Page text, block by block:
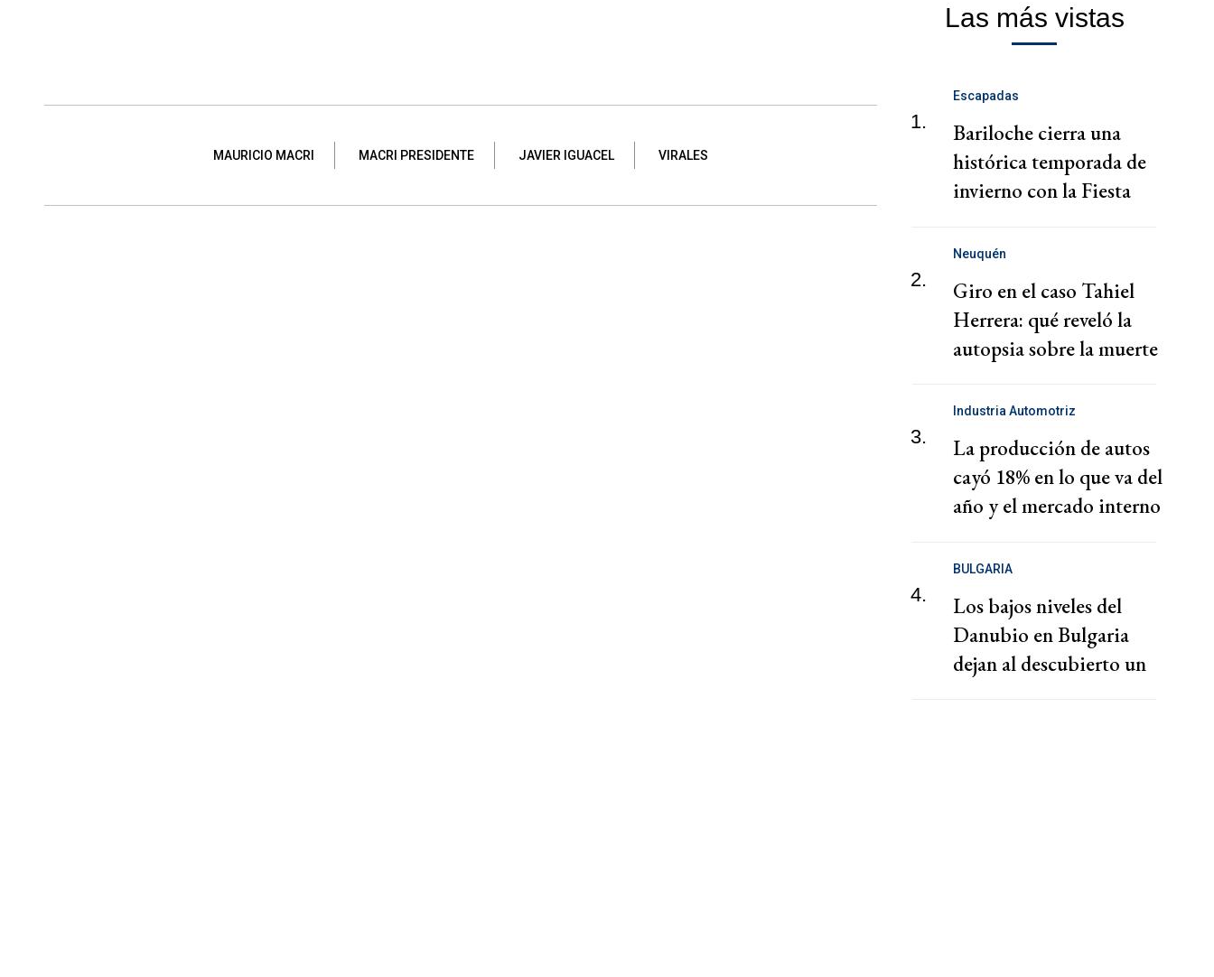
MAURICIO MACRI MACRI PRESIDENTE JAVIER IGUACEL VIRALES
Las más vistas
1.
Escapadas
Bariloche cierra una
histórica temporada de
invierno con la Fiesta
2.
Neuquén
Giro en el caso Tahiel
Herrera: qué reveló la
autopsia sobre la muerte
3.
Industria Automotriz
La producción de autos
cayó 18% en lo que va del
año y el mercado interno
4.
BULGARIA
Los bajos niveles del
Danubio en Bulgaria
dejan al descubierto un